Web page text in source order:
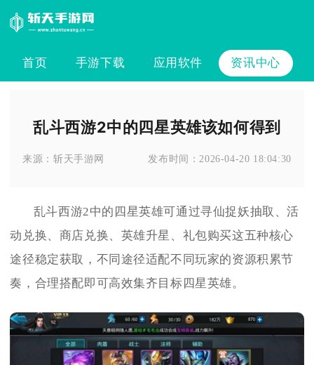
首页 手游下载 应用软件 资讯中心
乱斗西游2中的四星英雄该如何得到
来源：斩天手游网 发布时间： 2026-04-20 18:04:30
乱斗西游2中的四星英雄可通过寻仙捉妖抽取、活
动兑换、商店兑换、英雄升星、礼包购买这五种核心
途径稳定获取，不同途径适配不同玩家的资源积累节
奏，合理搭配即可高效集齐目标四星英雄。